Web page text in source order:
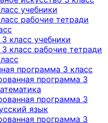
учебники
рабочие тетради
класс учебники
класс рабочие тетради
программа 3 класс
программа 3
программа 3
язык
программа 3